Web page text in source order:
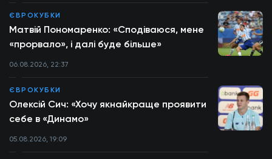
ЄВРОКУБКИ
Матвій Пономаренко: «Сподіваюся, мене
«прорвало», і далі буде більше»
06.08.2026, 22:37
ЄВРОКУБКИ
Олексій Сич: «Хочу якнайкраще проявити
себе в «Динамо»
05.08.2026, 19:09